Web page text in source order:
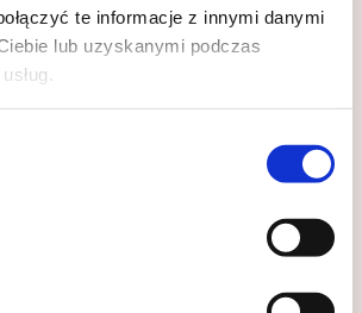
te informacje z innymi danymi
lub uzyskanymi podczas